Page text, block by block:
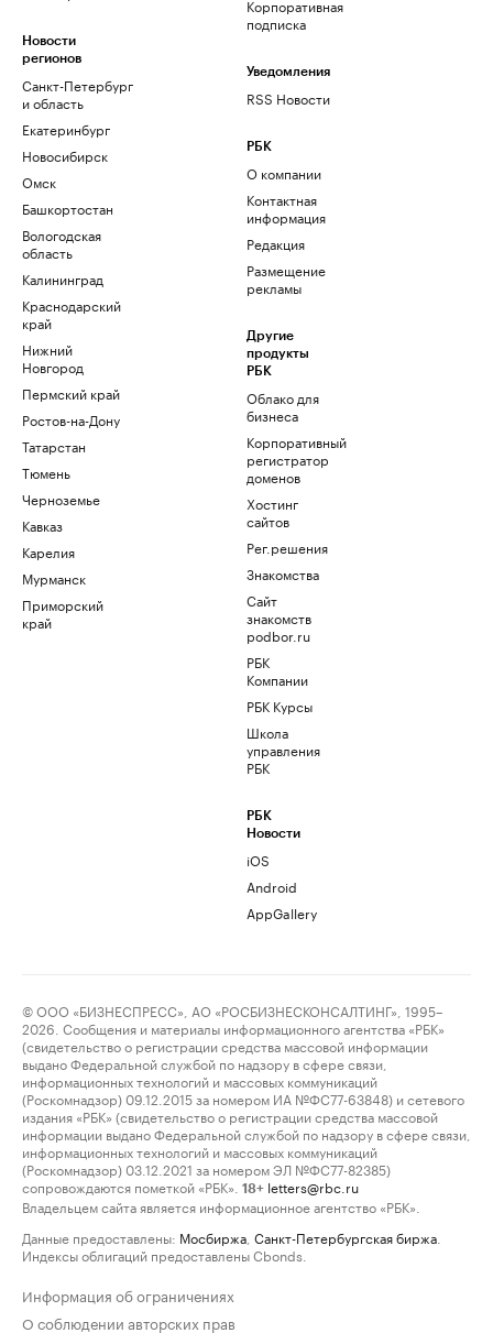
Новости
регионов
Санкт-Петербург
и область
Екатеринбург
Новосибирск
Омск
Башкортостан
Вологодская
область
Калининград
Краснодарский
край
Нижний
Новгород
Пермский край
Ростов-на-Дону
Татарстан
Тюмень
Черноземье
Кавказ
Карелия
Мурманск
Приморский
край
Корпоративная
подписка
Уведомления
RSS Новости
РБК
О компании
Контактная
информация
Редакция
Размещение
рекламы
Другие
продукты
РБК
Облако для
бизнеса
Корпоративный
регистратор
доменов
Хостинг
сайтов
Рег.решения
Знакомства
Сайт
знакомств
podbor.ru
РБК
Компании
РБК Курсы
Школа
управления
РБК
РБК
Новости
iOS
Android
AppGallery
© ООО «БИЗНЕСПРЕСС», АО «РОСБИЗНЕСКОНСАЛТИНГ», 1995–
2026. Сообщения и материалы информационного агентства «РБК»
(свидетельство о регистрации средства массовой информации
выдано Федеральной службой по надзору в сфере связи,
информационных технологий и массовых коммуникаций
(Роскомнадзор) 09.12.2015 за номером ИА №ФС77-63848) и сетевого
издания «РБК» (свидетельство о регистрации средства массовой
информации выдано Федеральной службой по надзору в сфере связи,
информационных технологий и массовых коммуникаций
(Роскомнадзор) 03.12.2021 за номером ЭЛ №ФС77-82385)
сопровождаются пометкой «РБК».
18+ letters@rbc.ru
Владельцем сайта является информационное агентство «РБК».
Данные предоставлены: Мосбиржа Санкт-Петербургская биржа
Индексы облигаций предоставлены Cbonds.
Информация об ограничениях
О соблюдении авторских прав